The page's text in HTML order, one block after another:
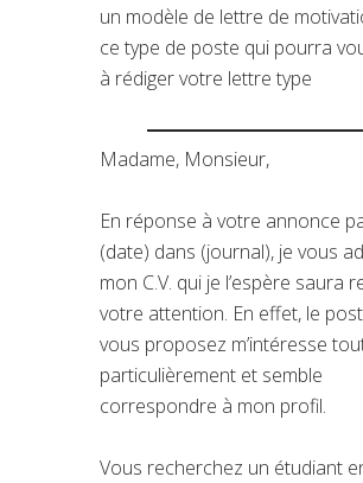
un modèle de lettre de
ce type de poste qui pourra
à rédiger votre lettre type
Madame, Monsieur,
En réponse à votre annonce
(date) dans (journal), je vous
mon C.V. qui je l’espère saura
votre attention. En effet, le
vous proposez m’intéresse
particulièrement et semble
correspondre à mon profil.
Vous recherchez un étudiant